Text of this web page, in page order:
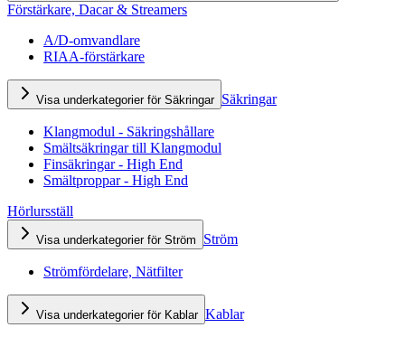
Förstärkare, Dacar & Streamers
A/D-omvandlare
RIAA-förstärkare
Visa underkategorier för Säkringar Säkringar
Klangmodul - Säkringshållare
Smältsäkringar till Klangmodul
Finsäkringar - High End
Smältproppar - High End
Hörlursställ
Visa underkategorier för Ström Ström
Strömfördelare, Nätfilter
Visa underkategorier för Kablar Kablar